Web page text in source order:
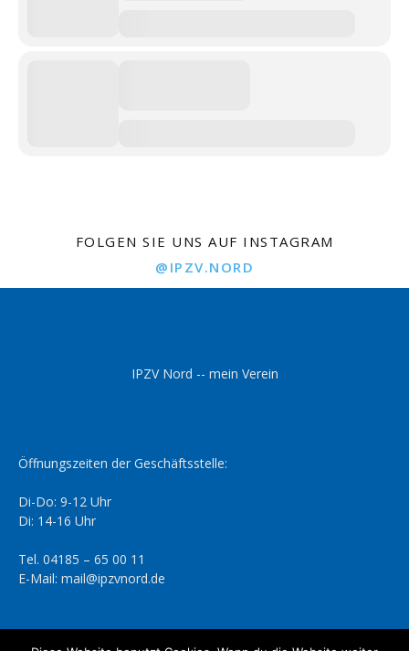
FOLGEN SIE UNS AUF INSTAGRAM
@IPZV.NORD
IPZV Nord -- mein Verein
Öffnungszeiten der Geschäftsstelle:
Di-Do: 9-12 Uhr
Di: 14-16 Uhr
Tel. 04185 – 65 00 11
E-Mail: mail@ipzvnord.de